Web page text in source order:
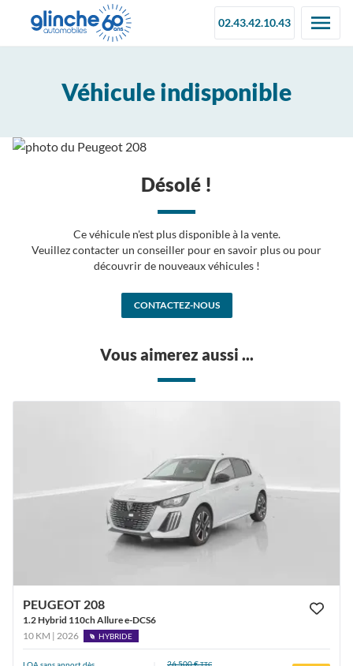
02.43.42.10.43
Véhicule indisponible
Désolé !
Ce véhicule n'est plus disponible à la vente.
Veuillez contacter un conseiller pour en savoir plus ou pour
découvrir de nouveaux véhicules !
CONTACTEZ-NOUS
Vous aimerez aussi ...
PEUGEOT 208
1.2 Hybrid 110ch Allure e-DCS6
10 KM | 2026
HYBRIDE
26,500 €TTC